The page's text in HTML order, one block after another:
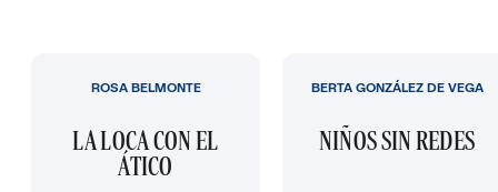
LA LOCA CON EL
ÁTICO
ROSA BELMONTE
NIÑOS SIN REDES
BERTA GONZÁLEZ DE VEGA